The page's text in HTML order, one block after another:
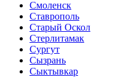
Смоленск
Ставрополь
Старый Оскол
Стерлитамак
Сургут
Сызрань
Сыктывкар